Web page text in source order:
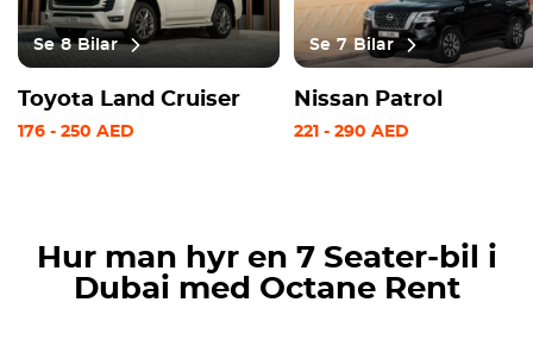
Se 8 Bilar
Toyota Land Cruiser
176 - 250 AED
Se 7 Bilar
Nissan Patrol
221 - 290 AED
Hur man hyr en 7 Seater-bil i
Dubai med Octane Rent